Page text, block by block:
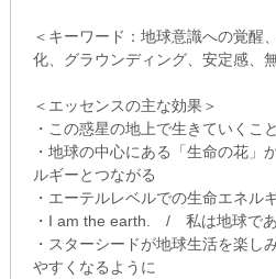
＜キーワード：地球意識への覚醒
化、グラウンディング、安定感、
＜エッセンスの主な効果＞
・この惑星の地上で生きていくこ
・地球の中心にある「生命の花」
ルギーとつながる
・エーテルレベルでの生命エネル
・I am the earth. / 私は地球であ
・スターシードが地球生活を楽し
やすくなるように